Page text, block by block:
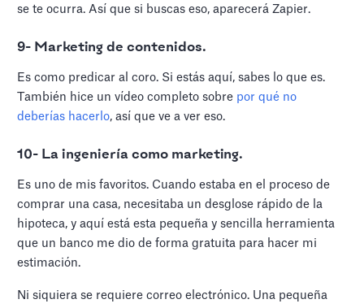
se te ocurra. Así que si buscas eso, aparecerá Zapier.
9- Marketing de contenidos.
Es como predicar al coro. Si estás aquí, sabes lo que es.
También hice un vídeo completo sobre por qué no
deberías hacerlo, así que ve a ver eso.
10- La ingeniería como marketing.
Es uno de mis favoritos. Cuando estaba en el proceso de
comprar una casa, necesitaba un desglose rápido de la
hipoteca, y aquí está esta pequeña y sencilla herramienta
que un banco me dio de forma gratuita para hacer mi
estimación.
Ni siquiera se requiere correo electrónico. Una pequeña